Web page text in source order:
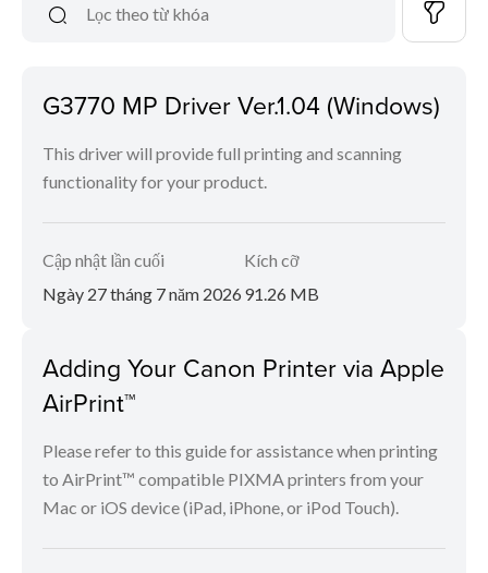
G3770 MP Driver Ver.1.04 (Windows)
This driver will provide full printing and scanning
functionality for your product.
Cập nhật lần cuối
Ngày 27 tháng 7 năm 2026
Kích cỡ
91.26 MB
Adding Your Canon Printer via Apple
AirPrint™
Please refer to this guide for assistance when printing
to AirPrint™ compatible PIXMA printers from your
Mac or iOS device (iPad, iPhone, or iPod Touch).